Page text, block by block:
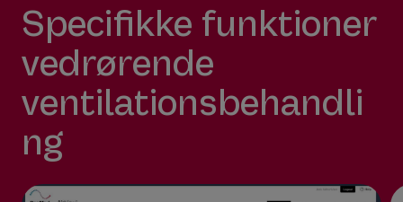
Specifikke funktioner
vedrørende
ventilationsbehandli
ng